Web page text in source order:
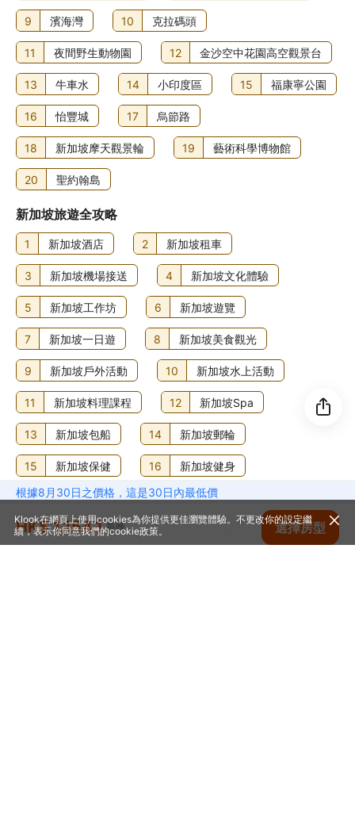
根據8月30日之價格，這是30日內最低價
HK$ 1,154.1 每晚 選擇房型
查看空房
提早入住需額外付費 (視乎供應情況而定)
延遲退房需額外付費 (視乎供應情況而定)
住客使用清潔服務須額外付費，費用按單位大小計算
住宿可能尚有其他額外收費。上述收費及按金不包括稅項，
金額亦可能會有所變動。
食物及飲品
入住新加坡 lyf 福南酒店的旅客可到小食店選購餐點。
9 濱海灣 10 克拉碼頭
11 夜間野生動物園 12 金沙空中花園高空觀景台
13 牛車水 14 小印度區 15 福康寧公園
16 怡豐城 17 烏節路
18 新加坡摩天觀景輪 19 藝術科學博物館
20 聖約翰島
新加坡旅遊全攻略
1 新加坡酒店 2 新加坡租車
3 新加坡機場接送 4 新加坡文化體驗
5 新加坡工作坊 6 新加坡遊覽
7 新加坡一日遊 8 新加坡美食觀光
9 新加坡戶外活動 10 新加坡水上活動
11 新加坡料理課程 12 新加坡Spa
13 新加坡包船 14 新加坡郵輪
15 新加坡保健 16 新加坡健身
17 新加坡遊船河
新加坡旅遊熱門城市
Klook在網頁上使用cookies為你提供更佳瀏覽體驗。不更改你的設定繼
續，表示你同意我們的cookie政策。